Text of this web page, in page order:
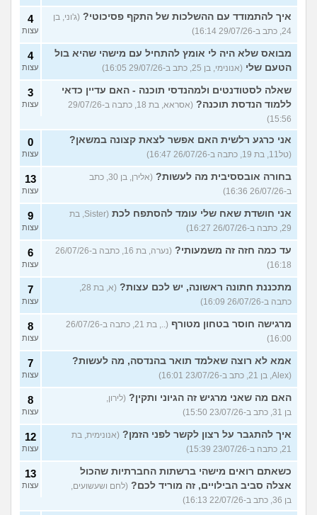
איך להתמודד עם ההשלכות של התקף פסיכוטי? (ג'וני, בן
24, כתב ב-29/07/26 16:14)
4
עצות
מבואס שלא היה לי אומץ להתחיל עם מישהי שהיא בול
הטעם שלי (אנונימי, בן 25, כתב ב-29/07/26 16:05)
4
עצות
שאלה לסטודנטים ולמהנדסי תוכנה - האם עדיין כדאי
ללמוד הנדסת תוכנה?
(אסראא, בת 18, כתבה ב-29/07/26
15:56)
3
עצות
אני כרגע רלשית האם אפשר לצאת קצונה במשאן?
(טל11, בת 19, כתבה ב-26/07/26 16:47)
0
עצות
בחורה אובססיבית מה לעשות?
(אלירן, בן 30, כתב
ב-26/07/26 16:36)
13
עצות
אני חושדת שאח שלי עומד להסתפח לכת
(Sister, בת
29, כתבה ב-26/07/26 16:27)
9
עצות
עד כמה חזה זה משמעותי?
(נערה, בת 16, כתבה ב-26/07/26
16:18)
6
עצות
מתכננת חתונה ראשונה, יש לכם עצות?
(א, בת 28,
כתבה ב-26/07/26 16:09)
7
עצות
מרגישה חוסר בטחון מטורף
(.., בת 21, כתבה ב-26/07/26
16:00)
8
עצות
אמא לא רוצה שאלמד תואר בהנדסה, מה לעשות?
(Alex, בן 21, כתב ב-23/07/26 16:01)
7
עצות
האם מה שאני מרגיש זה הגיוני ותקין? (לירון,
בן 31, כתב ב-23/07/26 15:50)
8
עצות
איך להתגבר על רצון לקשר לפני הזמן? (אנונימית, בת
21, כתבה ב-23/07/26 15:39)
12
עצות
כשאתם רואים מישהי ברשתות החברתיות שהכול
אצלה סביב הבילויים, זה מוריד לכם? (לחם ושעשועים,
בן 36, כתב ב-22/07/26 16:13)
13
עצות